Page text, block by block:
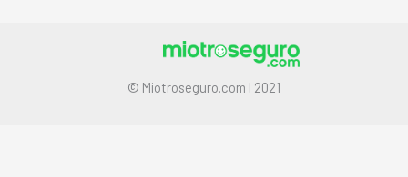
© Miotroseguro.com I 2021